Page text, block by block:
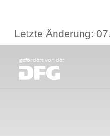
Letzte Änderung: